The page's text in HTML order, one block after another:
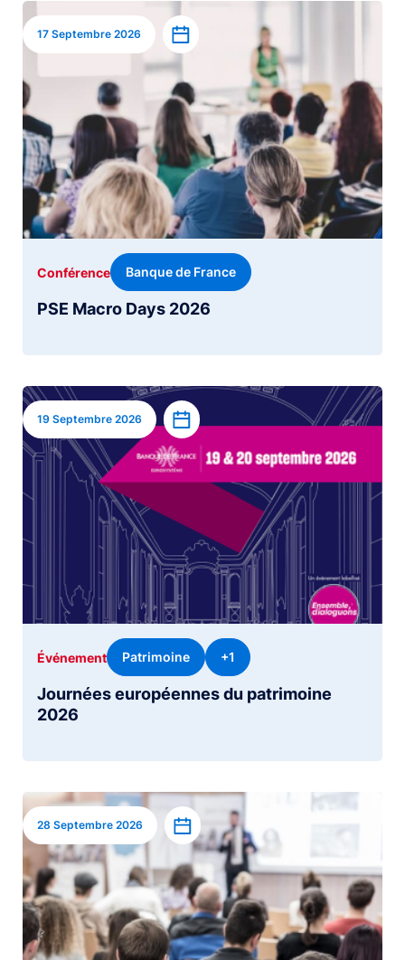
Image
17 Septembre 2026 Ajouter à l’agenda
PSE Macro Days 2026
Conférence Banque de France
Image
19 Septembre 2026 Ajouter à l’agenda
Journées européennes du patrimoine
2026
Événement Patrimoine +1
Image
28 Septembre 2026 Ajouter à l’agenda